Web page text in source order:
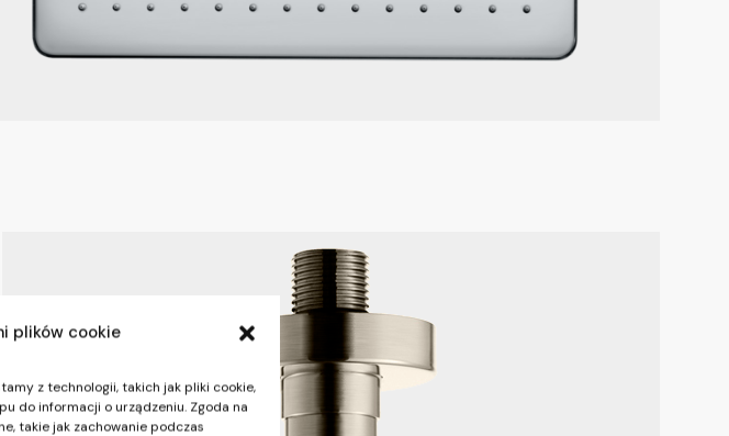
plików cookie
z technologii, takich jak pliki cookie,
do informacji o urządzeniu. Zgoda na
takie jak zachowanie podczas